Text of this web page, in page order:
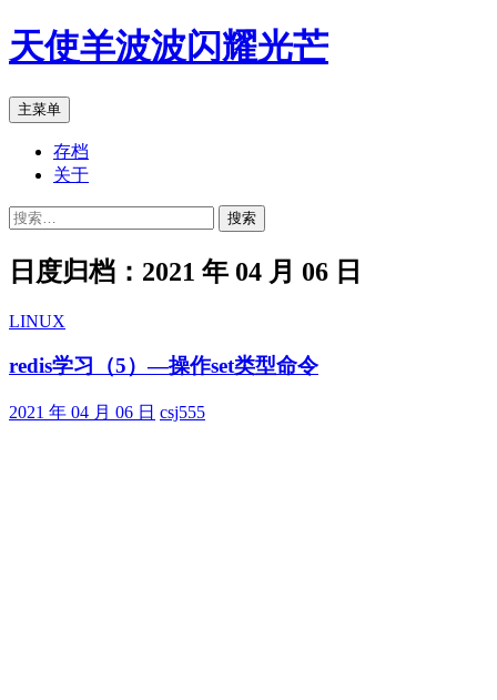
跳
至
文
天使羊波波闪耀光芒
搜
索
主菜单
存档
关于
搜
日度归档：2021 年 04 月 06 日
LINUX
redis学习（5）—操作set类型命令
2021 年 04 月 06 日 csj555